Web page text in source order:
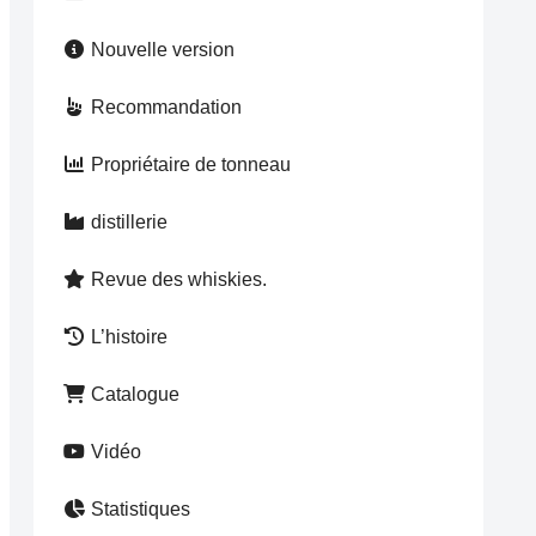
Nouvelle version
Recommandation
Propriétaire de tonneau
distillerie
Revue des whiskies.
L’histoire
Catalogue
Vidéo
Statistiques